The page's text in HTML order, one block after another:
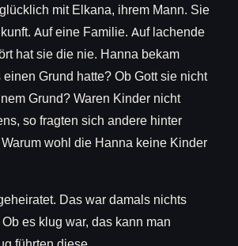
mit Elkana, ihrem Mann. Sie
Auf eine Familie. Auf lachende
hat sie die nie. Hanna bekam
Grund hatte? Ob Gott sie nicht
Grund? Waren Kinder nicht
so fragten sich andere hinter
wohl die Hanna keine Kinder
Das war damals nichts
es klug war, das kann man